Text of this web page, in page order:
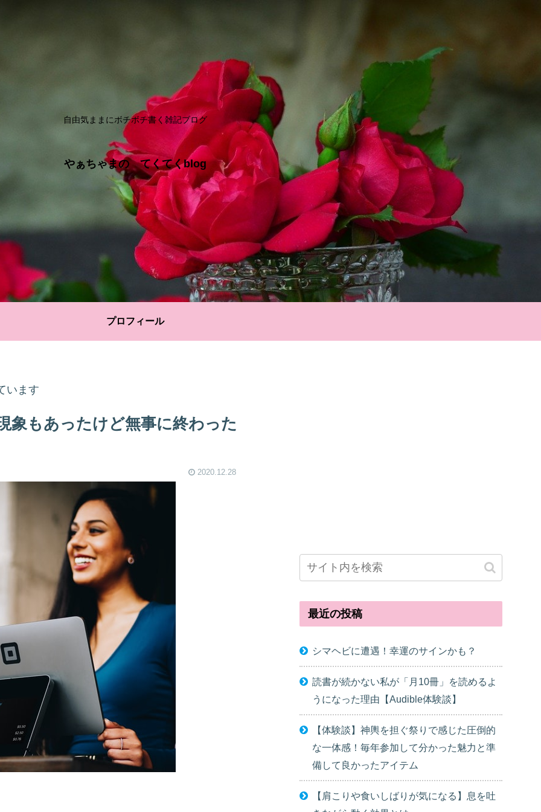
自由気ままにボチボチ書く雑記ブログ
やぁちゃまの てくてくblog
プロフィール
います
象もあったけど無事に終わった
2020.12.28
最近の投稿
シマヘビに遭遇！幸運のサインかも？
読書が続かない私が「月10冊」を読めるよ
うになった理由【Audible体験談】
【体験談】神輿を担ぐ祭りで感じた圧倒的
な一体感！毎年参加して分かった魅力と準
備して良かったアイテム
【肩こりや食いしばりが気になる】息を吐